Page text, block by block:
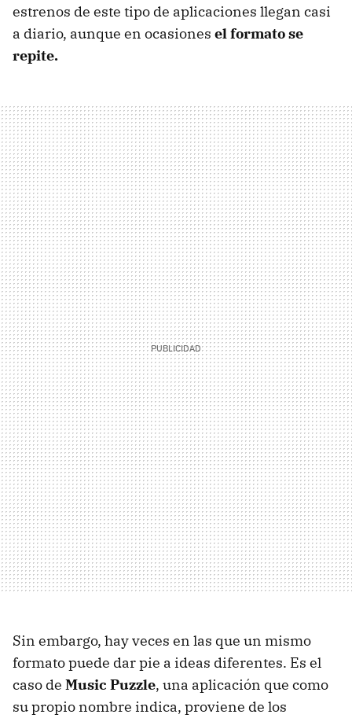
estrenos de este tipo de aplicaciones llegan casi
a diario, aunque en ocasiones el formato se
repite.
Sin embargo, hay veces en las que un mismo
formato puede dar pie a ideas diferentes. Es el
caso de Music Puzzle, una aplicación que como
su propio nombre indica, proviene de los